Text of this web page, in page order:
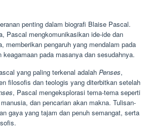
penting dalam biografi Blaise Pascal.
Pascal mengkomunikasikan ide-ide dan
memberikan pengaruh yang mendalam pada
pada masanya dan sesudahnya.
yang paling terkenal adalah Penses,
filosofis dan teologis yang diterbitkan setelah
, Pascal mengeksplorasi tema-tema seperti
dan pencarian akan makna. Tulisan-
gaya yang tajam dan penuh semangat, serta